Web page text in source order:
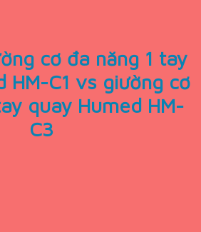
cơ đa năng 1 tay
HM-C1 vs giường cơ
quay Humed HM-
C3